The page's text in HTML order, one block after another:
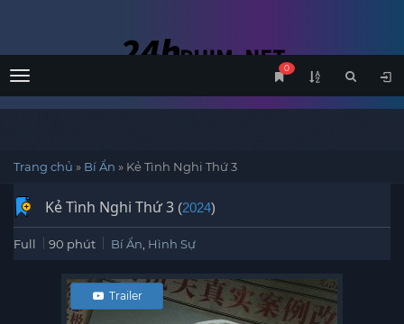
Menu
0
Trang chủ » Bí Ẩn » Kẻ Tình Nghi Thứ 3
Kẻ Tình Nghi Thứ 3 (2024)
Full 90 phút Bí Ẩn Hình Sự
Trailer